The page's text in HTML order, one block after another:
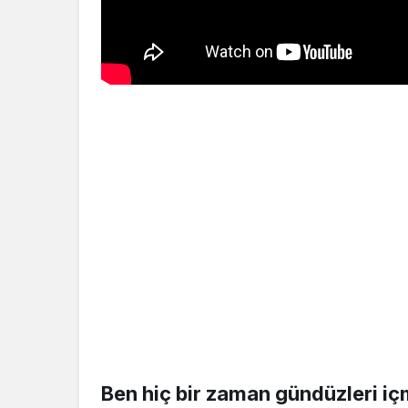
Ben hiç bir zaman gündüzleri